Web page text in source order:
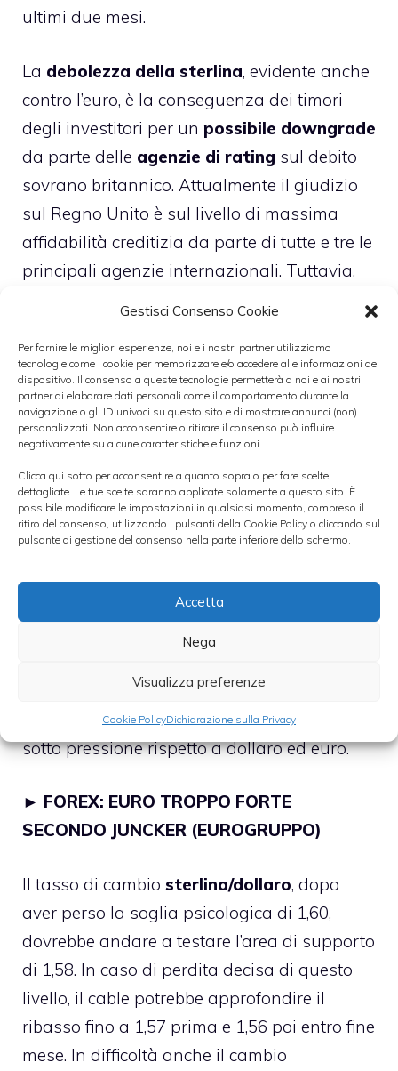
Gestisci Consenso Cookie
Per fornire le migliori esperienze, noi e i nostri partner utilizziamo
tecnologie come i cookie per memorizzare e/o accedere alle informazioni del
dispositivo. Il consenso a queste tecnologie permetterà a noi e ai nostri
partner di elaborare dati personali come il comportamento durante la
navigazione o gli ID univoci su questo sito e di mostrare annunci (non)
personalizzati. Non acconsentire o ritirare il consenso può influire
negativamente su alcune caratteristiche e funzioni.
Clicca qui sotto per acconsentire a quanto sopra o per fare scelte
dettagliate. Le tue scelte saranno applicate solamente a questo sito. È
possibile modificare le impostazioni in qualsiasi momento, compreso il
ritiro del consenso, utilizzando i pulsanti della Cookie Policy o cliccando sul
pulsante di gestione del consenso nella parte inferiore dello schermo.
Accetta
Nega
Visualizza preferenze
Cookie PolicyDichiarazione sulla Privacy
ultimi due mesi.
La debolezza della sterlina, evidente anche
contro l’euro, è la conseguenza dei timori
degli investitori per un possibile downgrade
da parte delle agenzie di rating sul debito
sovrano britannico. Attualmente il giudizio
sul Regno Unito è sul livello di massima
affidabilità creditizia da parte di tutte e tre le
principali agenzie internazionali. Tuttavia,
pericolo.
►FOREX: EURO/DOLLARO RESPINTO
SULLA RESISTENZA DI 1,34
A preoccupare le agenzie di rating è
l’elevato deficit di bilancioe la crescita
anemica dell’economia. Inoltre, la
speculazione ribassista ha iniziato a
mordere sempre più a seguito delle recenti
dichirazioni del premier David Cameron, che
uscire dall’Unione Europeanei prossimi
mesi. Sul forex la sterlina continua a restare
sotto pressione rispetto a dollaro ed euro.
► FOREX: EURO TROPPO FORTE
SECONDO JUNCKER (EUROGRUPPO)
Il tasso di cambio sterlina/dollaro, dopo
aver perso la soglia psicologica di 1,60,
dovrebbe andare a testare l’area di supporto
di 1,58. In caso di perdita decisa di questo
livello, il cable potrebbe approfondire il
ribasso fino a 1,57 prima e 1,56 poi entro fine
mese. In difficoltà anche il cambio